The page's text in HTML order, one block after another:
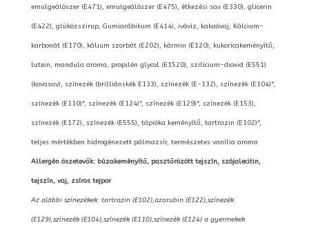
emulgeálószer (E471), emulgeálószer (E475), étkezési sav (E330), glicerin
(E422), glükózszirup, Gumiarábikum (E414), ivóvíz, kakaóvaj, Kálcium-
karbonát (E170), kálium szorbát (E202), kármin (E120), kukoricakeményítő,
lutein, mandula aroma, propilén glycol (E1520), szilícium-dioxid (E551)
(kovasav), színezék (brilliánskék E133), színezék (E-132), színezék (E104)*,
színezék (E110)*, színezék (E124)*, színezék (E129)*, színezék (E153),
színezék (E172), színezék (E555), tápióka keményítő, tartrazin (E102)*,
teljes mértékben hidrogénezett pálmazsír, természetes vanília aroma
Allergén öszetevők: búzakeményítő, pasztőrözött tejszín, szójalecitin,
tejszín, vaj, zsíros tejpor
Az alábbi színezékek: tartrazin (E102),azorubin (E122),színezék
(E129),színezék (E104),színezék (E110),színezék (E124) a gyermekek